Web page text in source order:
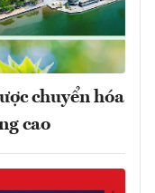
chuyển hóa
cao